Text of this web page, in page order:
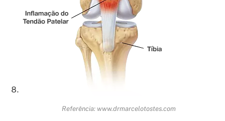
Referência: www.drmarcelotostes.com